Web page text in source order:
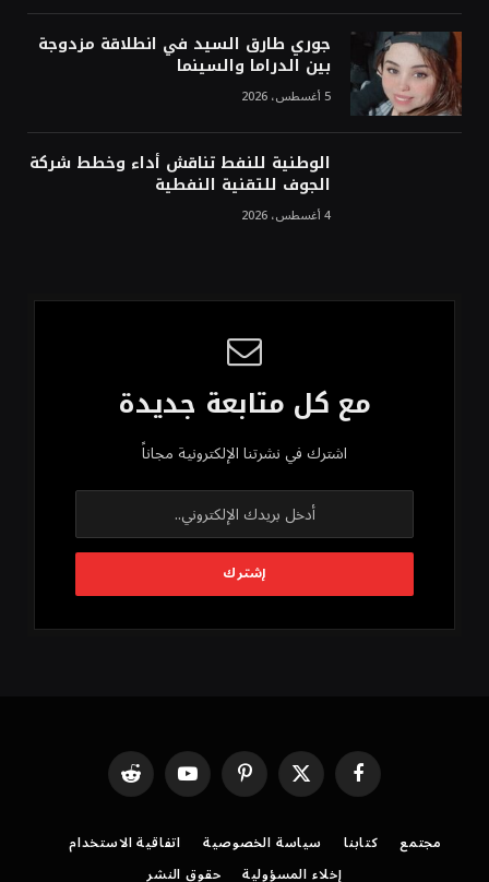
جوري طارق السيد في انطلاقة مزدوجة
بين الدراما والسينما
5 أغسطس، 2026
الوطنية للنفط تناقش أداء وخطط شركة
الجوف للتقنية النفطية
4 أغسطس، 2026
مع كل متابعة جديدة
اشترك في نشرتنا الإلكترونية مجاناً
فيسبوك X
(Twitter)
بينتيريستيوتيوب رديت
مجتمع كتابنا سياسة الخصوصية
اتفاقية الاستخدام
إخلاء المسؤولية
حقوق النشر